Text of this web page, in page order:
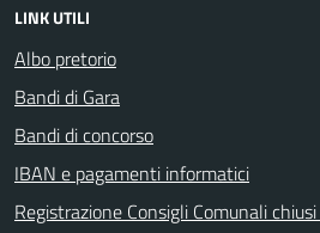
LINK UTILI
Albo pretorio
Bandi di Gara
Bandi di concorso
IBAN e pagamenti informatici
Registrazione Consigli Comunali